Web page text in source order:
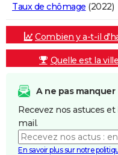
Taux de chômage (2022)
Combien y a-t-il
Quelle est la
A ne pas manquer
Recevez nos astuces
mail.
En savoir plus sur notre